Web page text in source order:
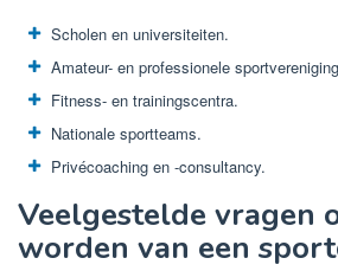
Scholen en universiteiten.
Amateur- en professionele
Fitness- en trainingscentra.
Nationale sportteams.
Privécoaching en -consultancy.
Veelgestelde vragen
worden van een